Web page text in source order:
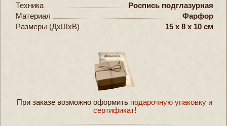
Техника
Роспись подглазурная
Материал
Фарфор
Размеры (ДxШxВ)
15 x 8 x 10 см
При заказе возможно оформить подарочную упаковку и
сертификат!